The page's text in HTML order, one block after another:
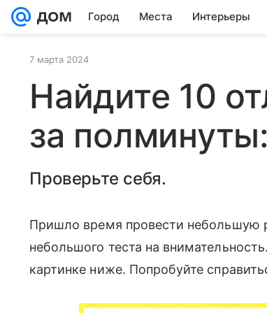
Город Места Интерьеры
7 марта 2024
Найдите 10
за
Проверьте себя.
Пришло время провести небольшую
небольшого теста на
картинке ниже. Попробуйте